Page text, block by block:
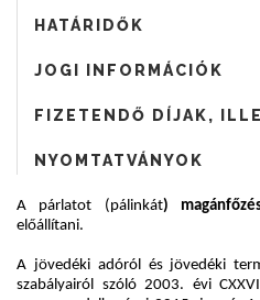
HATÁRIDŐK
JOGI INFORMÁCIÓK
FIZETENDŐ DÍJAK,
NYOMTATVÁNYOK